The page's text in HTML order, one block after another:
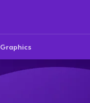
Graphics